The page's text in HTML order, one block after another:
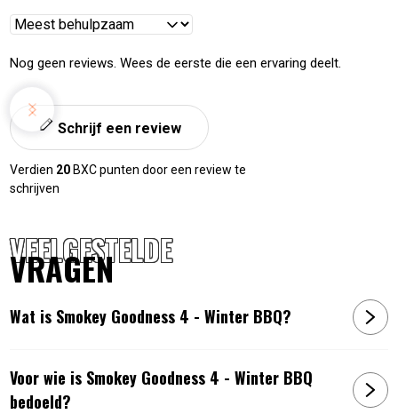
Reviews
Nog geen reviews. Wees de eerste die een ervaring deelt.
Schrijf een review
Verdien 20 BXC punten door een review te
schrijven
VEELGESTELDE
VRAGEN
Wat is Smokey Goodness 4 - Winter BBQ?
Voor wie is Smokey Goodness 4 - Winter BBQ
bedoeld?